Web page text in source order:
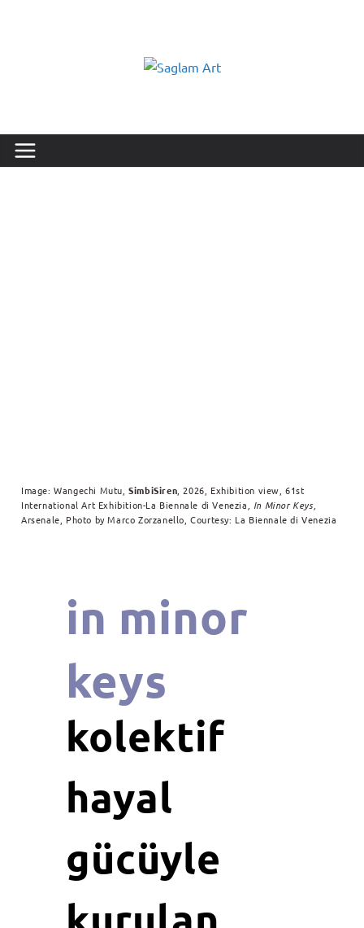
Image: Wangechi Mutu,SimbiSiren , 2026, Exhibition view, 61st
International Art Exhibition-La Biennale di Venezia
, In Minor Keys,
Arsenale, Photo by Marco Zorzanello, Courtesy: La Biennale di Venezia
in minor
keys
kolektif
hayal
gücüyle